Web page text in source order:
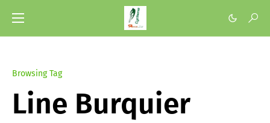
Browsing Tag
Line Burquier